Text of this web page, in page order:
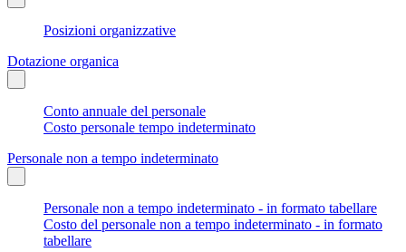
Posizioni organizzative
Dotazione organica
Conto annuale del personale
Costo personale tempo indeterminato
Personale non a tempo indeterminato
Personale non a tempo indeterminato - in formato tabellare
Costo del personale non a tempo indeterminato - in formato
tabellare